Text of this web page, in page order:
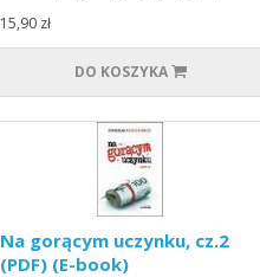
15,90 zł
DO KOSZYKA
Na gorącym uczynku, cz.2
(PDF) (E-book)